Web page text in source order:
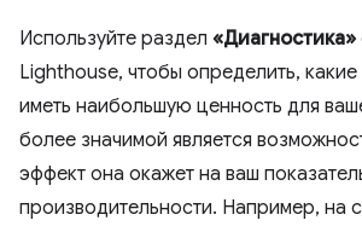
Используйте раздел «Диагностика»
Lighthouse, чтобы определить, какие
иметь наибольшую ценность для
более значимой является
эффект она окажет на ваш
производительности. Например, на